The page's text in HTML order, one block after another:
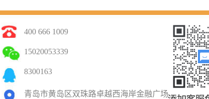
400 666 1009
15020053339
8300163
青岛市黄岛区双珠路卓越西海岸金融广场